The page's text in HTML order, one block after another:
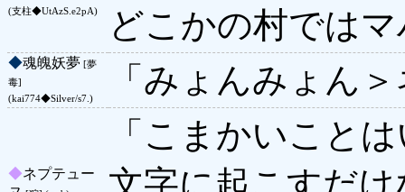
(支柱◆UtAzS.e2pA)
どこかの村では
◆魂魄妖夢 [夢
毒]
(kai774◆Silver/s7.)
「みょんみょん
◆ネプテュー
「こまかいこと
文字に起こすだ